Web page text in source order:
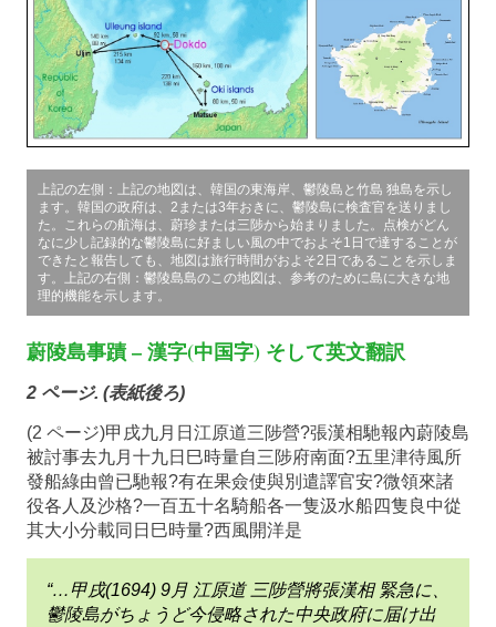
上記の左側：上記の地図は、韓国の東海岸、鬱陵島と竹島 独島を示し
ます。韓国の政府は、2または3年おきに、鬱陵島に検査官を送りまし
た。これらの航海は、蔚珍または三陟から始まりました。点検がどん
なに少し記録的な鬱陵島に好ましい風の中でおよそ1日で達することが
できたと報告しても、地図は旅行時間がおよそ2日であることを示しま
す。上記の右側：鬱陵島島のこの地図は、参考のために島に大きな地
理的機能を示します。
蔚陵島事蹟 – 漢字(中国字) そして英文翻訳
2 ページ. (表紙後ろ)
(2 ページ)甲戌九月日江原道三陟營?張漢相馳報內蔚陵島
被討事去九月十九日巳時量自三陟府南面?五里津待風所
發船綠由曾已馳報?有在果僉使與別遣譯官安?微領來諸
役各人及沙格?一百五十名騎船各一隻汲水船四隻良中從
其大小分載同日巳時量?西風開洋是
“…甲戌(1694) 9月 江原道 三陟營將張漢相 緊急に、
鬱陵島がちょうど今侵略された中央政府に届け出